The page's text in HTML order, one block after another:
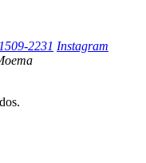
2231 Instagram